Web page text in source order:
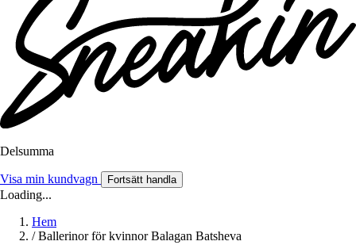
Delsumma
Visa min kundvagn Fortsätt handla
Loading...
Hem
/ Ballerinor för kvinnor Balagan Batsheva